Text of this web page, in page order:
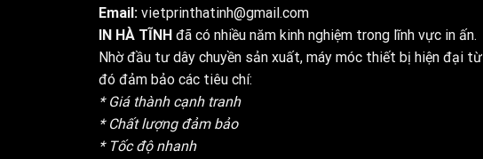
Email: vietprinthatinh@gmail.com
IN HÀ TĨNH đã có nhiều năm kinh nghiệm trong lĩnh vực in ấn.
Nhờ đầu tư dây chuyền sản xuất, máy móc thiết bị hiện đại từ
đó đảm bảo các tiêu chí:
* Giá thành cạnh tranh
* Chất lượng đảm bảo
* Tốc độ nhanh